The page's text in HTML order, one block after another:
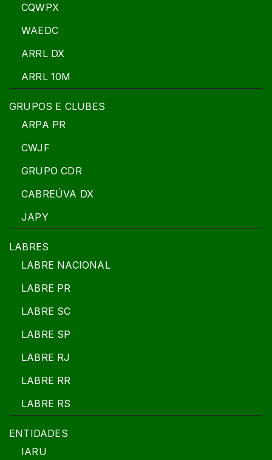
CQWPX
WAEDC
ARRL DX
ARRL 10M
GRUPOS E CLUBES
ARPA PR
CWJF
GRUPO CDR
CABREÚVA DX
JAPY
LABRES
LABRE NACIONAL
LABRE PR
LABRE SC
LABRE SP
LABRE RJ
LABRE RR
LABRE RS
ENTIDADES
IARU